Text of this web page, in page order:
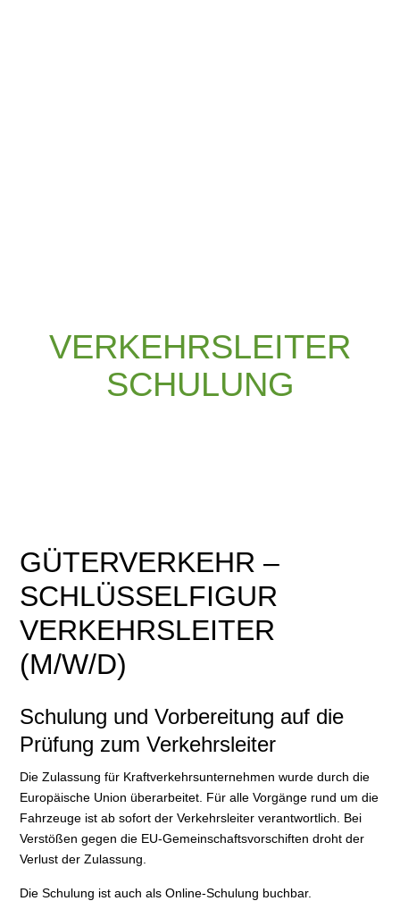
VERKEHRSLEITER
SCHULUNG
GÜTERVERKEHR –
SCHLÜSSELFIGUR
VERKEHRSLEITER
(M/W/D)
Schulung und Vorbereitung auf die
Prüfung zum Verkehrsleiter
Die Zulassung für Kraftverkehrsunternehmen wurde durch die
Europäische Union überarbeitet. Für alle Vorgänge rund um die
Fahrzeuge ist ab sofort der Verkehrsleiter verantwortlich. Bei
Verstößen gegen die EU-Gemeinschaftsvorschiften droht der
Verlust der Zulassung.
Die Schulung ist auch als Online-Schulung buchbar.